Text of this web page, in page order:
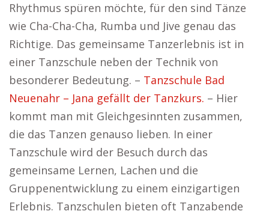
Rhythmus spüren möchte, für den sind Tänze
wie Cha-Cha-Cha, Rumba und Jive genau das
Richtige. Das gemeinsame Tanzerlebnis ist in
einer Tanzschule neben der Technik von
besonderer Bedeutung. – Tanzschule Bad
Neuenahr – Jana gefällt der Tanzkurs. – Hier
kommt man mit Gleichgesinnten zusammen,
die das Tanzen genauso lieben. In einer
Tanzschule wird der Besuch durch das
gemeinsame Lernen, Lachen und die
Gruppenentwicklung zu einem einzigartigen
Erlebnis. Tanzschulen bieten oft Tanzabende